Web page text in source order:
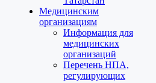
Медицинским
организациям
Информация для
медицинских
организаций
Перечень НПА,
регулирующих